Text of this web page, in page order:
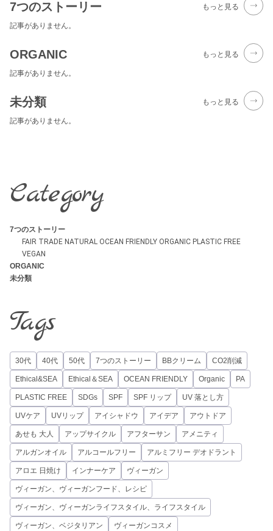
7つのストーリー もっと見る
記事がありません。
ORGANIC もっと見る
記事がありません。
未分類 もっと見る
記事がありません。
Category
7つのストーリー
FAIR TRADE NATURAL OCEAN FRIENDLY ORGANIC PLASTIC FREE
VEGAN
ORGANIC
未分類
Tags
30代 40代 50代 7つのストーリー BBクリーム CO2削減
Ethical&SEA Ethical＆SEA OCEAN FRIENDLY Organic PA
PLASTIC FREE SDGs SPF SPF リップ UV 落とし方
UVケア UVリップ アイシャドウ アイデア アウトドア
あせも 大人 アップサイクル アフターサン アメニティ
アルガンオイル アルコールフリー アルミフリー デオドラント
アロエ 日焼け インナーケア ヴィーガン
ヴィーガン、ヴィーガンフード、レシピ
ヴィーガン、ヴィーガンライフスタイル、ライフスタイル
ヴィーガン、ベジタリアン ヴィーガンコスメ